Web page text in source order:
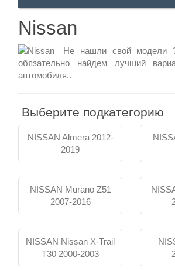
Режим
Контакты
Nissan
Не нашли свой модели
обязательно найдем лучший
автомобиля..
Выберите подкатегорию
NISSAN Almera 2012-
2019
NISSAN Murano Z51
2007-2016
NISSAN Nissan X-Trail
T30 2000-2003